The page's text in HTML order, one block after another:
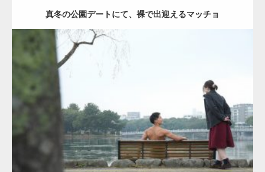
真冬の公園デートにて、裸で出迎えるマッチョ
公園のマッチョ AKIHITO(細マッチョ) 背中
ダウンロード